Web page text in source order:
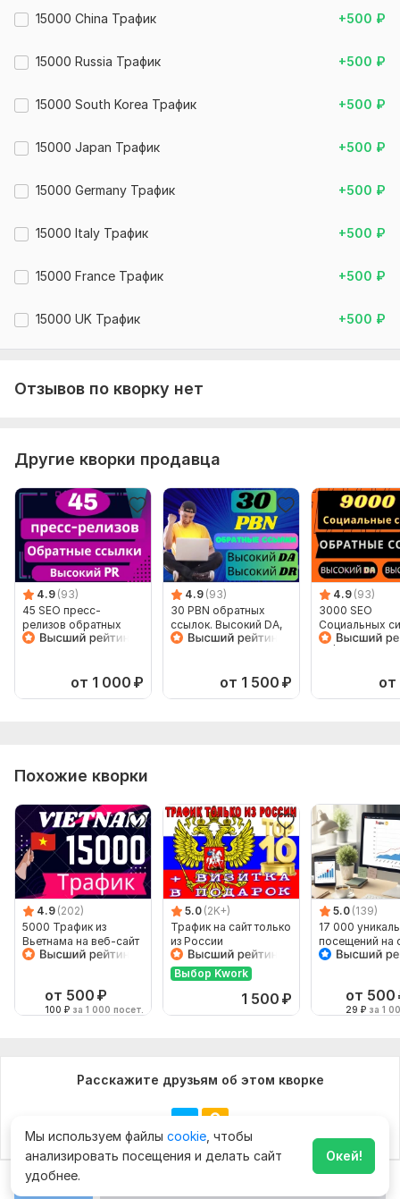
Чат
15000 China Трафик +500 ₽
15000 Russia Трафик +500 ₽
15000 South Korea Трафик +500 ₽
15000 Japan Трафик +500 ₽
15000 Germany Трафик +500 ₽
15000 Italy Трафик +500 ₽
15000 France Трафик +500 ₽
15000 UK Трафик +500 ₽
Отзывов по кворку нет
Другие кворки продавца
4.9 (93)
45 SEO пресс-
релизов обратных
ссылок Высокий PR
от 1 000 ₽
4.9 (93)
30 PBN обратных
ссылок. Высокий DA,
DR. Высокий
от 1 500 ₽
4.9 (93)
3000 SEO
Социальных
обратных
Похожие кворки
4.9 (202)
5000 Трафик из
Вьетнама на веб-сайт
от 500 ₽
100 ₽ за 1 000 посет.
5.0 (2K+)
Трафик на сайт только
из России
Выбор Kwork
1 500 ₽
5.0 (139)
17 000
посещений на
Яндекса в
от 500
29 ₽ за 1
Расскажите друзьям об этом кворке
Мы используем файлы cookie , чтобы
анализировать посещения и делать сайт
удобнее.
Окей!